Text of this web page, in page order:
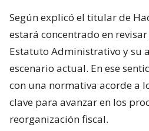
Según explicó el titular de
estará concentrado en
Estatuto Administrativo y su
escenario actual. En ese
con una normativa acorde a
clave para avanzar en los
reorganización fiscal.